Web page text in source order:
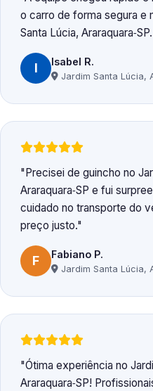
o carro de forma segura e
Santa Lúcia,
I Isabel R.
Jardim Santa Lúcia,
Precisei de guincho no
Araraquara‑SP e fui
cuidado no transporte do
preço justo.
F Fabiano P.
Jardim Santa Lúcia,
Ótima experiência no
Araraquara‑SP!